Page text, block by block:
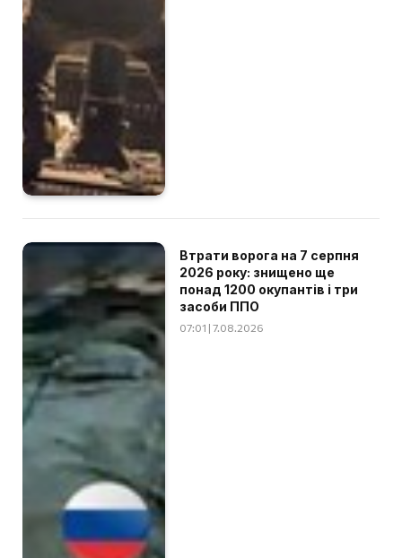
Втрати ворога на 7 серпня
2026 року: знищено ще
понад 1200 окупантів і три
засоби ППО
07:01 | 7.08.2026